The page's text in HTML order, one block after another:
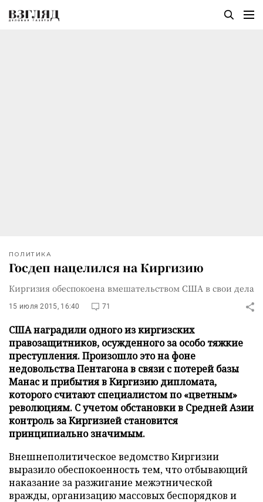
ПОЛИТИКА
Госдеп нацелился на Киргизию
Киргизия обеспокоена вмешательством США в свои дела
15 июля 2015, 16:40 71
США наградили одного из киргизских
правозащитников, осужденного за особо тяжкие
преступления. Произошло это на фоне
недовольства Пентагона в связи с потерей базы
Манас и прибытия в Киргизию дипломата,
которого считают специалистом по «цветным»
революциям. С учетом обстановки в Средней Азии
контроль за Киргизией становится
принципиально значимым.
Внешнеполитическое ведомство Киргизии
выразило обеспокоенность тем, что отбывающий
наказание за разжигание межэтнической
вражды, организацию массовых беспорядков и